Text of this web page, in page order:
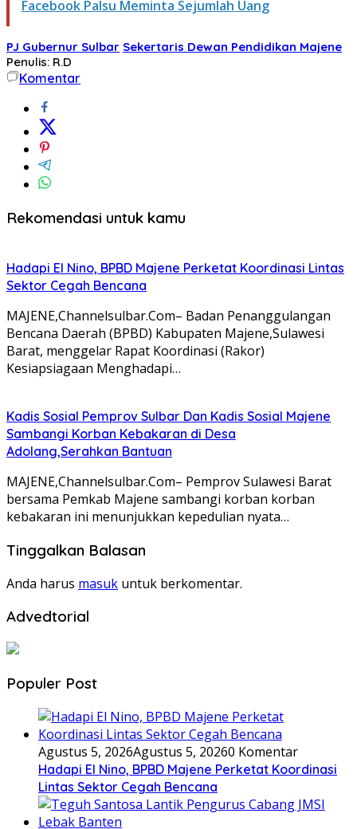
Facebook Palsu Meminta Sejumlah Uang
PJ Gubernur Sulbar Sekertaris Dewan Pendidikan Majene
Penulis: R.D
Komentar
Rekomendasi untuk kamu
Hadapi El Nino, BPBD Majene Perketat Koordinasi Lintas
Sektor Cegah Bencana
MAJENE,Channelsulbar.Com– Badan Penanggulangan
Bencana Daerah (BPBD) Kabupaten Majene,Sulawesi
Barat, menggelar Rapat Koordinasi (Rakor)
Kesiapsiagaan Menghadapi…
Kadis Sosial Pemprov Sulbar Dan Kadis Sosial Majene
Sambangi Korban Kebakaran di Desa
Adolang,Serahkan Bantuan
MAJENE,Channelsulbar.Com– Pemprov Sulawesi Barat
bersama Pemkab Majene sambangi korban korban
kebakaran ini menunjukkan kepedulian nyata…
Tinggalkan Balasan
Anda harus masuk untuk berkomentar.
Advedtorial
Populer Post
Agustus 5, 2026Agustus 5, 20260 Komentar
Hadapi El Nino, BPBD Majene Perketat Koordinasi
Lintas Sektor Cegah Bencana